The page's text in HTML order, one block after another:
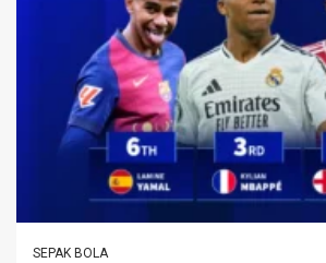
SEPAK BOLA